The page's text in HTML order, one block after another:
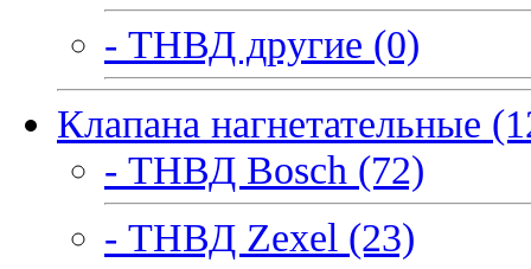
- ТНВД другие (0)
Клапана нагнетательные
- ТНВД Bosch (72)
- ТНВД Zexel (23)